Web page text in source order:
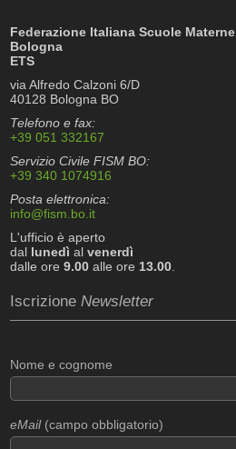
Federazione Italiana Scuole Materne
Bologna
ETS
via Alfredo Calzoni 6/D
40128 Bologna BO
Telefono e fax:
+39 051 332167
Servizio Civile FISM BO:
+39 340 1074916
Posta elettronica:
info@fism.bo.it
L'ufficio è aperto
dal lunedì alvenerdì
dalle ore9.00 alle ore 13.00
IscrizioneNewsletter
Nome e cognome
eMail(campo obbligatorio)